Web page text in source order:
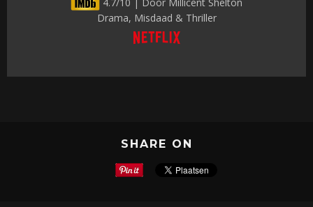
Drama, Misdaad & Thriller
SHARE ON